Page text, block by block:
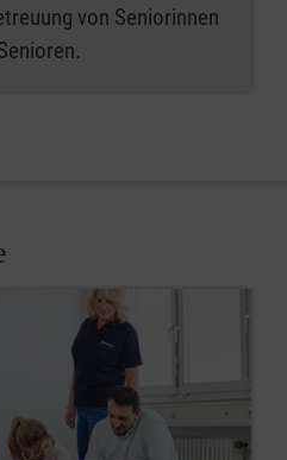
von Seniorinnen